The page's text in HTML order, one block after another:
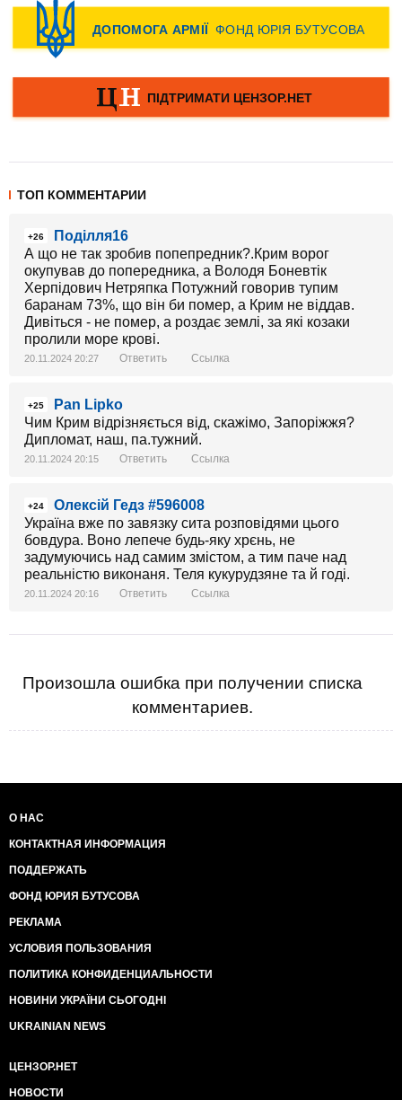
ТОП КОММЕНТАРИИ
+26
Поділля16
А що не так зробив попепредник?.Крим ворог
окупував до попередника, а Володя Боневтік
Херпідович Нетряпка Потужний говорив тупим
баранам 73%, що він би помер, а Крим не віддав.
Дивіться - не помер, а роздає землі, за які козаки
пролили море крові.
20.11.2024 20:27 Ответить Ссылка
+25
Pan Lipko
Чим Крим відрізняється від, скажімо, Запоріжжя?
Дипломат, наш, па.тужний.
20.11.2024 20:15 Ответить Ссылка
+24
Олексій Гедз #596008
Україна вже по завязку сита розповідями цього
бовдура. Воно лепече будь-яку хрєнь, не
задумуючись над самим змістом, а тим паче над
реальністю виконаня. Теля кукурудзяне та й годі.
20.11.2024 20:16 Ответить Ссылка
Произошла ошибка при получении списка
комментариев.
О НАС
КОНТАКТНАЯ ИНФОРМАЦИЯ
ПОДДЕРЖАТЬ
ФОНД ЮРИЯ БУТУСОВА
РЕКЛАМА
УСЛОВИЯ ПОЛЬЗОВАНИЯ
ПОЛИТИКА КОНФИДЕНЦИАЛЬНОСТИ
НОВИНИ УКРАЇНИ СЬОГОДНІ
UKRAINIAN NEWS
ЦЕНЗОР.НЕТ
НОВОСТИ